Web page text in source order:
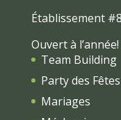
Établissement
Ouvert à l’année!
Team Building
Party des Fêtes
Mariages